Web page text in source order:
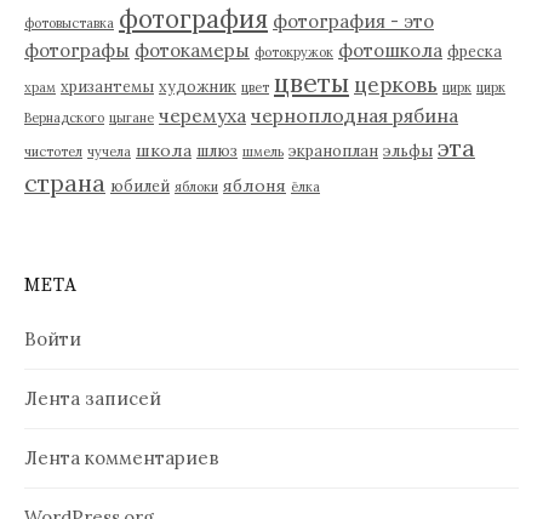
фотовыставка фотография фотография - это
фотографы фотокамеры фотокружок фотошкола фреска
храм хризантемы художник цвет цветы церковь цирк цирк
Вернадского цыгане черемуха черноплодная рябина
чистотел чучела школа шлюз шмель экраноплан эльфы эта
страна юбилей яблоки яблоня ёлка
МЕТА
Войти
Лента записей
Лента комментариев